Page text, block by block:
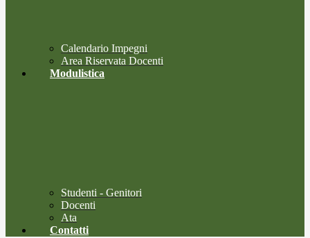
Calendario Impegni
Area Riservata Docenti
Modulistica
Studenti - Genitori
Docenti
Ata
Contatti